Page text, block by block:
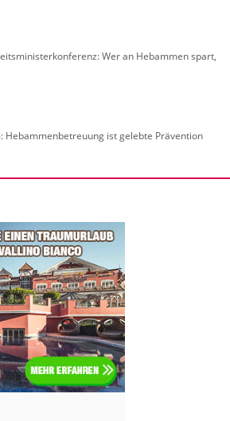
Wer an Heb­am­men spart,
Heb­am­men­be­treu­ung ist ge­leb­te Prä­ven­ti­on